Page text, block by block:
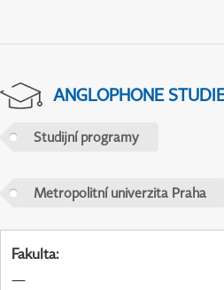
ANGLOPHONE
Studijní programy
Metropolitní univerzita Praha
Fakulta:
—